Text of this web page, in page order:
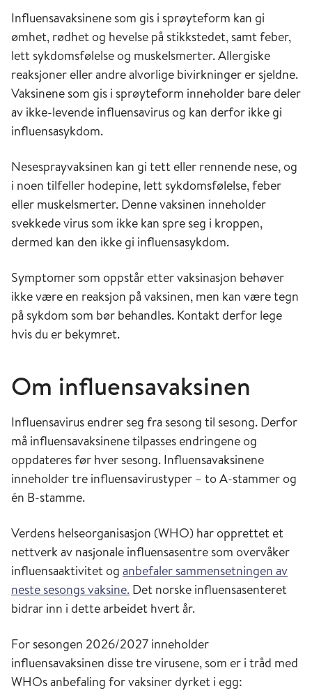
Influensavaksinene som gis i sprøyteform kan gi
ømhet, rødhet og hevelse på stikkstedet, samt feber,
lett sykdomsfølelse og muskelsmerter. Allergiske
reaksjoner eller andre alvorlige bivirkninger er sjeldne.
Vaksinene som gis i sprøyteform inneholder bare deler
av ikke-levende influensavirus og kan derfor ikke gi
influensasykdom.
Nesesprayvaksinen kan gi tett eller rennende nese, og
i noen tilfeller hodepine, lett sykdomsfølelse, feber
eller muskelsmerter. Denne vaksinen inneholder
svekkede virus som ikke kan spre seg i kroppen,
dermed kan den ikke gi influensasykdom.
Symptomer som oppstår etter vaksinasjon behøver
ikke være en reaksjon på vaksinen, men kan være tegn
på sykdom som bør behandles. Kontakt derfor lege
hvis du er bekymret.
Om influensavaksinen
Influensavirus endrer seg fra sesong til sesong. Derfor
må influensavaksinene tilpasses endringene og
oppdateres før hver sesong. Influensavaksinene
inneholder tre influensavirustyper – to A-stammer og
én B-stamme.
Verdens helseorganisasjon (WHO) har opprettet et
nettverk av nasjonale influensasentre som overvåker
influensaaktivitet og anbefaler sammensetningen av
neste sesongs vaksine. Det norske influensasenteret
bidrar inn i dette arbeidet hvert år.
For sesongen 2026/2027 inneholder
influensavaksinen disse tre virusene, som er i tråd med
WHOs anbefaling for vaksiner dyrket i egg: